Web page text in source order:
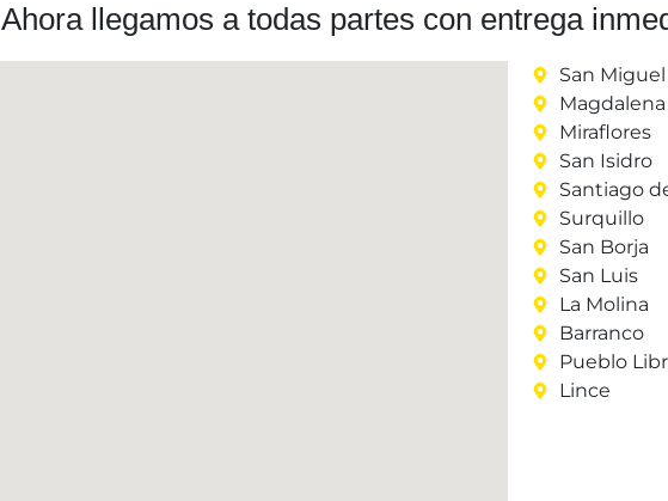
Ahora llegamos a todas partes con entrega
San Miguel
Miraflores
San Isidro
Santiago
Surquillo
San Borja
San Luis
La Molina
Barranco
Pueblo
Lince